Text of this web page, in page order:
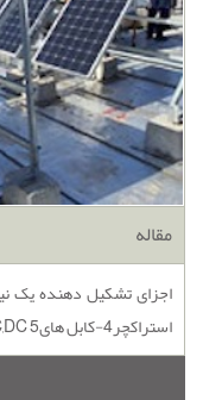
مقاله
استراکچر4-کابل هایAC,DC 5-تابلو برق و فیوز های مربوطه